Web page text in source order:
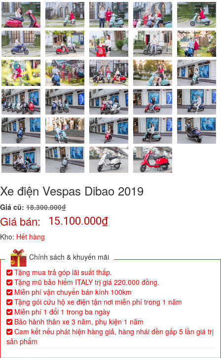
Xe điện Vespas Dibao 2019
Giá cũ: 18.300.000₫
Giá bán: 15.100.000₫
Kho: Hết hàng
Chính sách & khuyến mãi
Tặng mua trả góp lãi suất thấp.
Tặng mũ bảo hiểm ITALY trị giá 220.000 đồng.
Miễn phí vận chuyển bán kính 100km
Tặng gói cứu hộ xe điện tận nơi miễn phí trong 1 năm
Miễn phí 1 đổi 1 trong ba ngày
Bảo hành thân xe 3 năm, phụ kiện 1 năm
Cam kết nếu phát hiện hàng giả, hàng nhái đền gấp 5 lần giá trị
sản phẩm